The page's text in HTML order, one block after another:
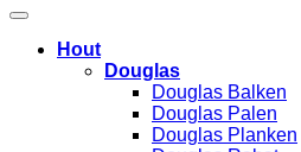
Hout
Douglas
Douglas Balken
Douglas Palen
Douglas Planken